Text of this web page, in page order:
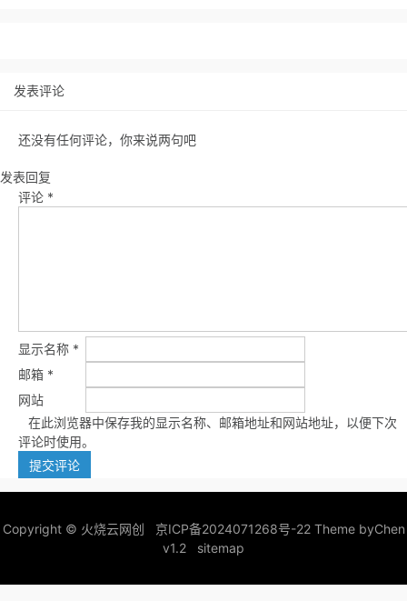
发表评论
还没有任何评论，你来说两句吧
发表回复
评论 *
显示名称 *
邮箱 *
网站
在此浏览器中保存我的显示名称、邮箱地址和网站地址，以便下次
评论时使用。
Copyright © 火烧云网创 京ICP备2024071268号-22Theme byChen
v1.2
sitemap